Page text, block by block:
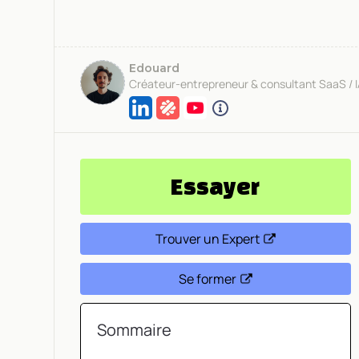
Edouard
Créateur-entrepreneur & consultant SaaS /
Essayer
Trouver un Expert
Se former
Sommaire